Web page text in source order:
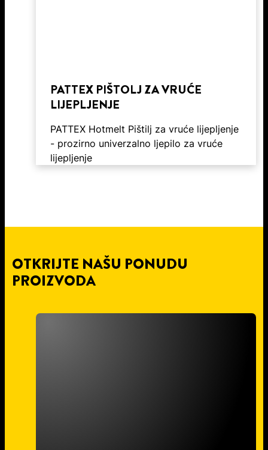
PATTEX PIŠTOLJ ZA VRUĆE
LIJEPLJENJE
PATTEX Hotmelt Pištilj za vruće lijepljenje
- prozirno univerzalno ljepilo za vruće
lijepljenje
OTKRIJTE NAŠU PONUDU
PROIZVODA